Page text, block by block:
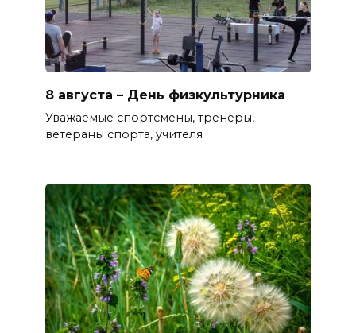
8 августа – День физкультурника
Уважаемые спортсмены, тренеры,
ветераны спорта, учителя